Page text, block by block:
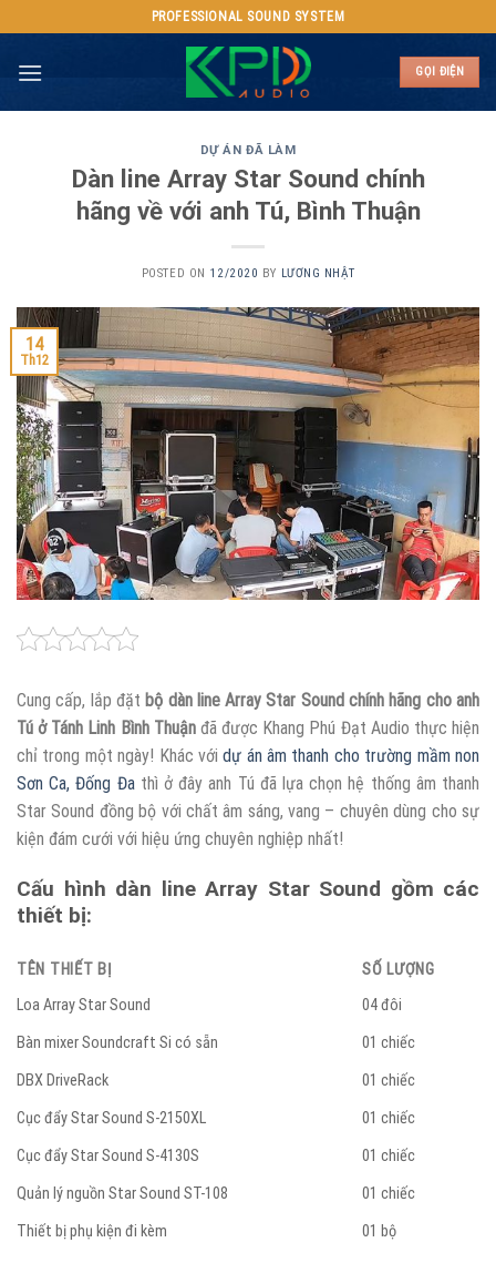
to
content
PROFESSIONAL SOUND SYSTEM
GỌI ĐIỆN
DỰ ÁN ĐÃ LÀM
Dàn line Array Star Sound chính
hãng về với anh Tú, Bình Thuận
POSTED ON 12/2020 BY LƯƠNG NHẬT
14
Th12
Cung cấp, lắp đặt bộ dàn line Array Star Sound chính hãng cho anh
Tú ở Tánh Linh Bình Thuậnđã được Khang Phú Đạt Audio thực hiện
chỉ trong một ngày! Khác vớidự án âm thanh cho trường mầm non
Sơn Ca, Đống Đathì ở đây anh Tú đã lựa chọn hệ thống âm thanh
Star Sound đồng bộ với chất âm sáng, vang – chuyên dùng cho sự
kiện đám cưới với hiệu ứng chuyên nghiệp nhất!
Cấu hình dàn line Array Star Sound gồm các
thiết bị:
TÊN THIẾT BỊ
SỐ LƯỢNG
Loa Array Star Sound
04 đôi
Bàn mixer Soundcraft Si có sẵn
01 chiếc
DBX DriveRack
01 chiếc
Cục đẩy Star Sound S-2150XL
01 chiếc
Cục đẩy Star Sound S-4130S
01 chiếc
Quản lý nguồn Star Sound ST-108
01 chiếc
Thiết bị phụ kiện đi kèm
01 bộ